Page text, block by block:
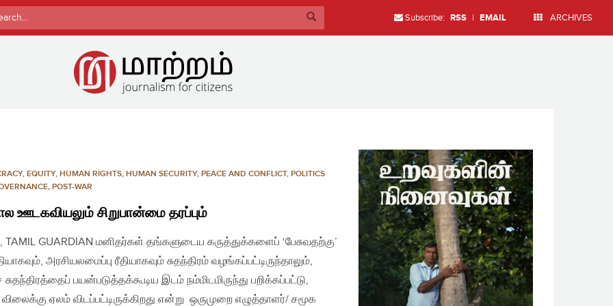
Subscribe: RSS | EMAIL ARCHIVES
, EQUITY, HUMAN RIGHTS, HUMAN SECURITY, PEACE AND CONFLICT, POLITICS
, POST-WAR
ஊடகவியலும் சிறுபான்மை தரப்பும்
TAMIL GUARDIAN மனிதர்கள் தங்களுடைய கருத்துக்களைப் ‘பேசுவதற்கு’
அரசியலமைப்பு ரீதியாகவும் சுதந்திரம் வழங்கப்பட்டிருந்தாலும்,
பயன்படுத்தக்கூடிய இடம் நம்மிடமிருந்து பறிக்கப்பட்டு,
ஏலம் விடப்பட்டிருக்கிறது என்று ஒருமுறை எழுத்தாளர்/ சமூக